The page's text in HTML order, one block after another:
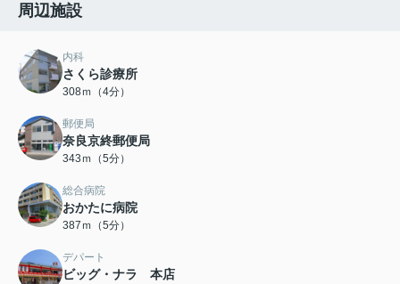
周辺施設
内科
さくら診療所
308ｍ（4分）
郵便局
奈良京終郵便局
343ｍ（5分）
総合病院
おかたに病院
387ｍ（5分）
デパート
ビッグ・ナラ 本店